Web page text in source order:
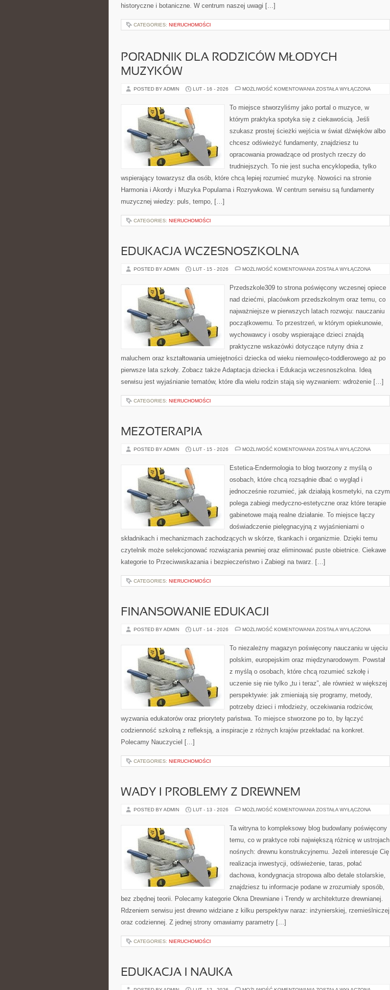
historyczne i botaniczne. W centrum naszej uwagi […]
CATEGORIES: NIERUCHOMOŚCI
PORADNIK DLA RODZICÓW MŁODYCH
MUZYKÓW
POSTED BY ADMIN LUT - 16 - 2026 MOŻLIWOŚĆ KOMENTOWANIA PORADNIK
MŁODYCH
MUZYKÓW
ZOSTAŁA WYŁĄCZONA
To miejsce stworzyliśmy jako portal o muzyce, w
którym praktyka spotyka się z ciekawością. Jeśli
szukasz prostej ścieżki wejścia w świat dźwięków albo
chcesz odświeżyć fundamenty, znajdziesz tu
opracowania prowadzące od prostych rzeczy do
trudniejszych. To nie jest sucha encyklopedia, tylko
wspierający towarzysz dla osób, które chcą lepiej rozumieć muzykę. Nowości na stronie
Harmonia i Akordy i Muzyka Popularna i Rozrywkowa. W centrum serwisu są fundamenty
muzycznej wiedzy: puls, tempo, […]
CATEGORIES: NIERUCHOMOŚCI
EDUKACJA WCZESNOSZKOLNA
POSTED BY ADMIN LUT - 15 - 2026 MOŻLIWOŚĆ KOMENTOWANIA EDUKACJA
ZOSTAŁA WYŁĄCZONA
Przedszkole309 to strona poświęcony wczesnej opiece
nad dziećmi, placówkom przedszkolnym oraz temu, co
najważniejsze w pierwszych latach rozwoju: nauczaniu
początkowemu. To przestrzeń, w którym opiekunowie,
wychowawcy i osoby wspierające dzieci znajdą
praktyczne wskazówki dotyczące rutyny dnia z
maluchem oraz kształtowania umiejętności dziecka od wieku niemowlęco-toddlerowego aż po
pierwsze lata szkoły. Zobacz także Adaptacja dziecka i Edukacja wczesnoszkolna. Ideą
serwisu jest wyjaśnianie tematów, które dla wielu rodzin stają się wyzwaniem: wdrożenie […]
CATEGORIES: NIERUCHOMOŚCI
MEZOTERAPIA
POSTED BY ADMIN LUT - 15 - 2026 MOŻLIWOŚĆ KOMENTOWANIA MEZOTERAPIA
ZOSTAŁA WYŁĄCZONA
Estetica-Endermologia to blog tworzony z myślą o
osobach, które chcą rozsądnie dbać o wygląd i
jednocześnie rozumieć, jak działają kosmetyki, na czym
polega zabiegi medyczno-estetyczne oraz które terapie
gabinetowe mają realne działanie. To miejsce łączy
doświadczenie pielęgnacyjną z wyjaśnieniami o
składnikach i mechanizmach zachodzących w skórze, tkankach i organizmie. Dzięki temu
czytelnik może selekcjonować rozwiązania pewniej oraz eliminować puste obietnice. Ciekawe
kategorie to Przeciwwskazania i bezpieczeństwo i Zabiegi na twarz. […]
CATEGORIES: NIERUCHOMOŚCI
FINANSOWANIE EDUKACJI
POSTED BY ADMIN LUT - 14 - 2026 MOŻLIWOŚĆ KOMENTOWANIA FINANSOWANIE
ZOSTAŁA WYŁĄCZONA
To niezależny magazyn poświęcony nauczaniu w ujęciu
polskim, europejskim oraz międzynarodowym. Powstał
z myślą o osobach, które chcą rozumieć szkołę i
uczenie się nie tylko „tu i teraz”, ale również w większej
perspektywie: jak zmieniają się programy, metody,
potrzeby dzieci i młodzieży, oczekiwania rodziców,
wyzwania edukatorów oraz priorytety państwa. To miejsce stworzone po to, by łączyć
codzienność szkolną z refleksją, a inspiracje z różnych krajów przekładać na konkret.
Polecamy Nauczyciel […]
CATEGORIES: NIERUCHOMOŚCI
WADY I PROBLEMY Z DREWNEM
POSTED BY ADMIN LUT - 13 - 2026 MOŻLIWOŚĆ KOMENTOWANIA WADY
DREWNEM
ZOSTAŁA WYŁĄCZONA
Ta witryna to kompleksowy blog budowlany poświęcony
temu, co w praktyce robi największą różnicę w ustrojach
nośnych: drewnu konstrukcyjnemu. Jeżeli interesuje Cię
realizacja inwestycji, odświeżenie, taras, połać
dachowa, kondygnacja stropowa albo detale stolarskie,
znajdziesz tu informacje podane w zrozumiały sposób,
bez zbędnej teorii. Polecamy kategorie Okna Drewniane i Trendy w architekturze drewnianej.
Rdzeniem serwisu jest drewno widziane z kilku perspektyw naraz: inżynierskiej, rzemieślniczej
oraz codziennej. Z jednej strony omawiamy parametry […]
CATEGORIES: NIERUCHOMOŚCI
EDUKACJA I NAUKA